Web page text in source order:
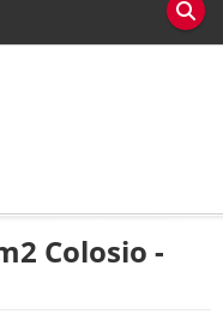
Colosio -